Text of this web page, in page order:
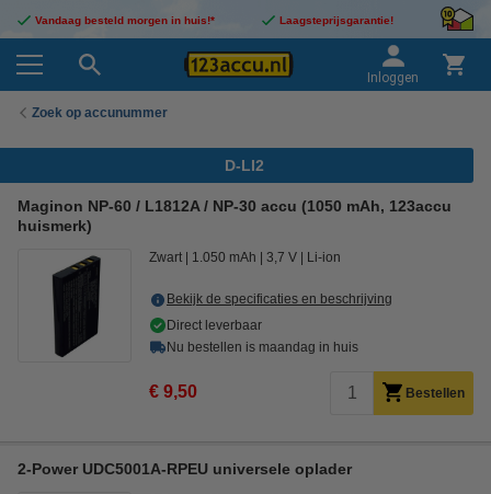
Vandaag besteld morgen in huis!* Laagsteprijsgarantie!
Inloggen
Zoek op accunummer
D-LI2
Maginon NP-60 / L1812A / NP-30 accu (1050 mAh, 123accu
huismerk)
Zwart 1.050 mAh 3,7 V Li-ion
Bekijk de specificaties en beschrijving
Direct leverbaar
Nu bestellen is maandag in huis
€ 9,50 Bestellen
2-Power UDC5001A-RPEU universele oplader